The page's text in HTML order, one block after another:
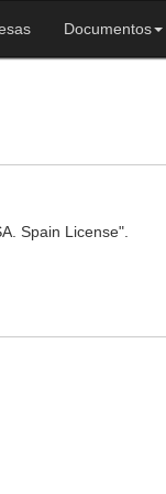
Documentos
Spain License".